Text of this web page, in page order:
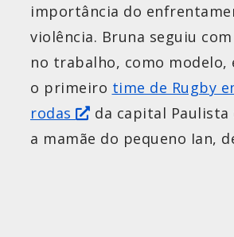
importância do
violência. Bruna seguiu
no trabalho, como modelo,
o primeiro time de Rugby
rodas
da capital Paulista
a mamãe do pequeno Ian,